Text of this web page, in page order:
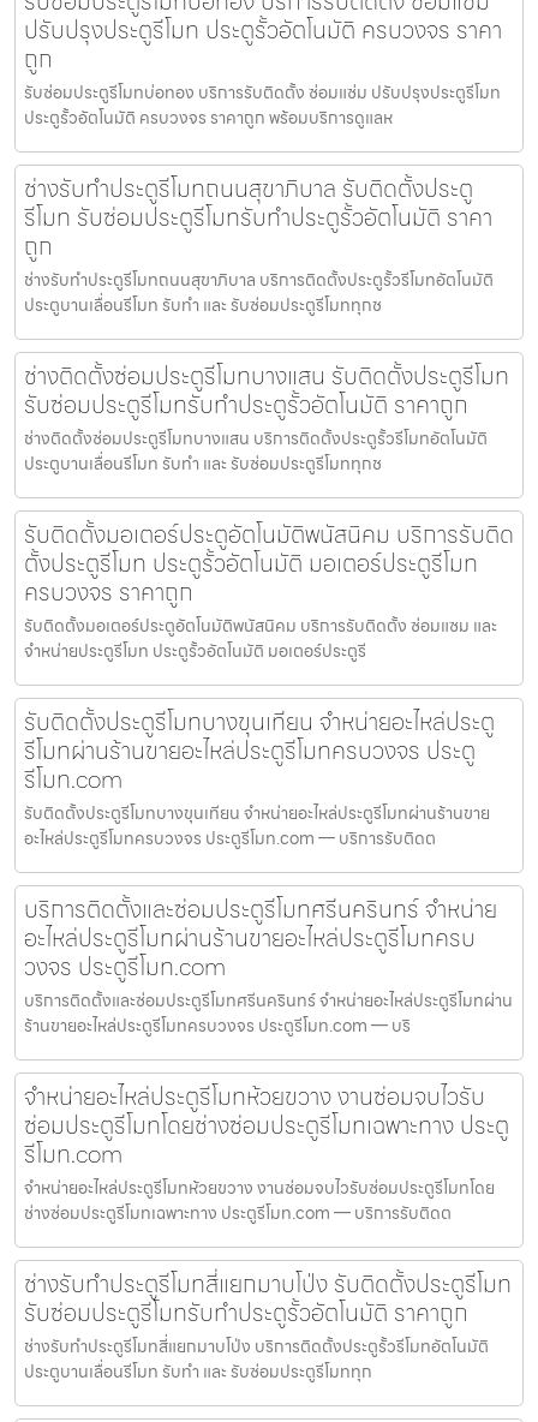
ปรับปรุงประตูรีโมท ประตูรั้วอัตโนมัติ ครบวงจร ราคา
ถูก
รับซ่อมประตูรีโมทบ่อทอง บริการรับติดตั้ง ซ่อมแซ่ม ปรับปรุงประตูรีโมท
ประตูรั้วอัตโนมัติ ครบวงจร ราคาถูก พร้อมบริการดูแลห
ช่างรับทำประตูรีโมทถนนสุขาภิบาล รับติดตั้งประตู
รีโมท รับซ่อมประตูรีโมทรับทำประตูรั้วอัตโนมัติ ราคา
ถูก
ช่างรับทำประตูรีโมทถนนสุขาภิบาล บริการติดตั้งประตูรั้วรีโมทอัตโนมัติ
ประตูบานเลื่อนรีโมท รับทำ และ รับซ่อมประตูรีโมททุกช
ช่างติดตั้งซ่อมประตูรีโมทบางแสน รับติดตั้งประตูรีโมท
รับซ่อมประตูรีโมทรับทำประตูรั้วอัตโนมัติ ราคาถูก
ช่างติดตั้งซ่อมประตูรีโมทบางแสน บริการติดตั้งประตูรั้วรีโมทอัตโนมัติ
ประตูบานเลื่อนรีโมท รับทำ และ รับซ่อมประตูรีโมททุกช
รับติดตั้งมอเตอร์ประตูอัตโนมัติพนัสนิคม บริการรับติด
ตั้งประตูรีโมท ประตูรั้วอัตโนมัติ มอเตอร์ประตูรีโมท
ครบวงจร ราคาถูก
รับติดตั้งมอเตอร์ประตูอัตโนมัติพนัสนิคม บริการรับติดตั้ง ซ่อมแซม และ
จำหน่ายประตูรีโมท ประตูรั้วอัตโนมัติ มอเตอร์ประตูรี
รับติดตั้งประตูรีโมทบางขุนเทียน จำหน่ายอะไหล่ประตู
รีโมทผ่านร้านขายอะไหล่ประตูรีโมทครบวงจร ประตู
รีโมท.com
รับติดตั้งประตูรีโมทบางขุนเทียน จำหน่ายอะไหล่ประตูรีโมทผ่านร้านขาย
อะไหล่ประตูรีโมทครบวงจร ประตูรีโมท.com — บริการรับติดต
บริการติดตั้งและซ่อมประตูรีโมทศรีนครินทร์ จำหน่าย
อะไหล่ประตูรีโมทผ่านร้านขายอะไหล่ประตูรีโมทครบ
วงจร ประตูรีโมท.com
บริการติดตั้งและซ่อมประตูรีโมทศรีนครินทร์ จำหน่ายอะไหล่ประตูรีโมทผ่าน
ร้านขายอะไหล่ประตูรีโมทครบวงจร ประตูรีโมท.com — บริ
จำหน่ายอะไหล่ประตูรีโมทห้วยขวาง งานซ่อมจบไวรับ
ซ่อมประตูรีโมทโดยช่างซ่อมประตูรีโมทเฉพาะทาง ประตู
รีโมท.com
จำหน่ายอะไหล่ประตูรีโมทห้วยขวาง งานซ่อมจบไวรับซ่อมประตูรีโมทโดย
ช่างซ่อมประตูรีโมทเฉพาะทาง ประตูรีโมท.com — บริการรับติดต
ช่างรับทำประตูรีโมทสี่แยกมาบโป่ง รับติดตั้งประตูรีโมท
รับซ่อมประตูรีโมทรับทำประตูรั้วอัตโนมัติ ราคาถูก
ช่างรับทำประตูรีโมทสี่แยกมาบโป่ง บริการติดตั้งประตูรั้วรีโมทอัตโนมัติ
ประตูบานเลื่อนรีโมท รับทำ และ รับซ่อมประตูรีโมททุก